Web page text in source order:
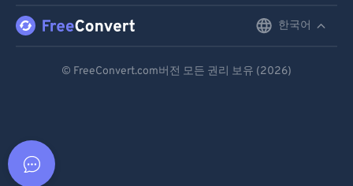
한국어
© FreeConvert.com버전 모든 권리 보유 (2026)